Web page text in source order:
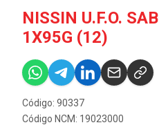
NISSIN U.F.O.
1X95G (12)
Código: 90337
Código NCM: 19023000